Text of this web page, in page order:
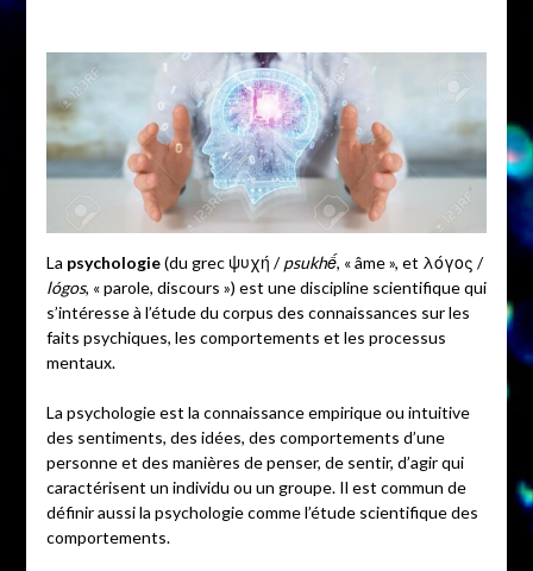
La psychologie(du grec ψυχή /psukhế, « âme », et λόγος /
lógos, « parole, discours ») est une discipline scientifique qui
s’intéresse à l’étude du corpus des connaissances sur les
faits psychiques, les comportements et les processus
mentaux.
La psychologie est la connaissance empirique ou intuitive
des sentiments, des idées, des comportements d’une
personne et des manières de penser, de sentir, d’agir qui
caractérisent un individu ou un groupe. Il est commun de
définir aussi la psychologie comme l’étude scientifique des
comportements.